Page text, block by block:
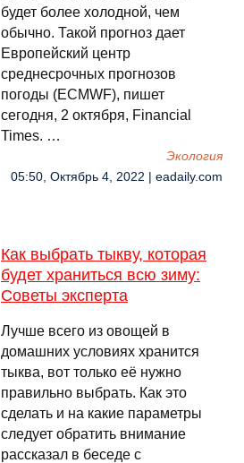
будет более холодной, чем
обычно. Такой прогноз дает
Европейский центр
среднесрочных прогнозов
погоды (ECMWF), пишет
сегодня, 2 октября, Financial
Times. …
Экология
05:50, Октябрь 4, 2022 | eadaily.com
Как выбрать тыкву, которая
будет храниться всю зиму:
Советы эксперта
Лучше всего из овощей в
домашних условиях хранится
тыква, вот только её нужно
правильно выбрать. Как это
сделать и на какие параметры
следует обратить внимание
рассказал в беседе с